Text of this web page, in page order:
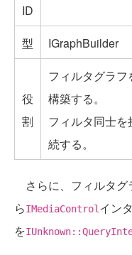
ID
型
IGraphBuilder
役
割
フィルタグラフ
構築する。
フィルタ同士を
続する。
さらに、フィルタグ
らIMediaControl イン
を